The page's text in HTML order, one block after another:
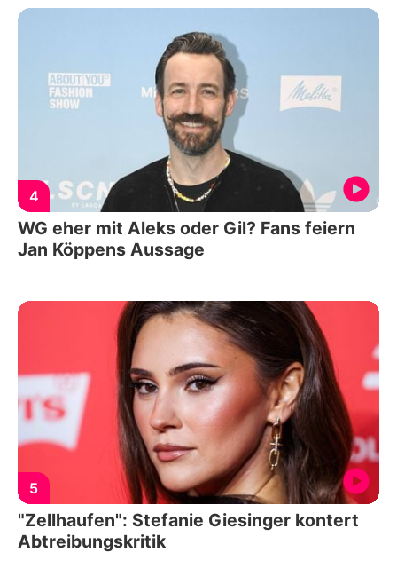
4
WG eher mit Aleks oder Gil? Fans feiern
Jan Köppens Aussage
5
"Zellhaufen": Stefanie Giesinger kontert
Abtreibungskritik